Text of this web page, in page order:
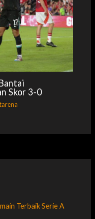
Skor 3-0
Terbaik Serie A